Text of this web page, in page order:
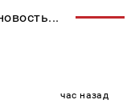
час назад